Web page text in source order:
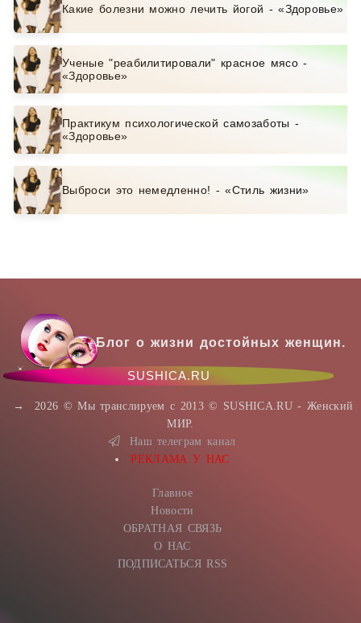
Какие болезни можно лечить йогой - «Здоровье»
Ученые "реабилитировали" красное мясо -
«Здоровье»
Практикум психологической самозаботы -
«Здоровье»
Выброси это немедленно! - «Стиль жизни»
Блог о жизни достойных женщин.
SUSHICA.RU
→ 2026 © Мы транслируем с 2013 © SUSHICA.RU - Женский
МИР.
Наш телеграм канал
РЕКЛАМА У НАС
Главное
Новости
ОБРАТНАЯ СВЯЗЬ
О НАС
ПОДПИСАТЬСЯ RSS